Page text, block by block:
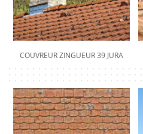
COUVREUR ZINGUEUR 39 JURA